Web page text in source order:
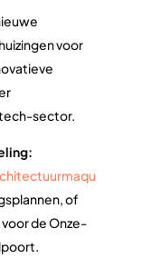
voor
sector.
of
de Onze-